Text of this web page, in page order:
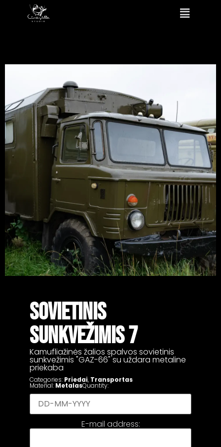
SOVIETINIS
SUNKVEŽIMIS 7
Kamufliažinės žalios spalvos sovietinis
sunkvežimis "GAZ-66" su uždara metaline
priekaba
Categories: Priedai, Transportas
Material: MetalasQuantity:
E-mail address: